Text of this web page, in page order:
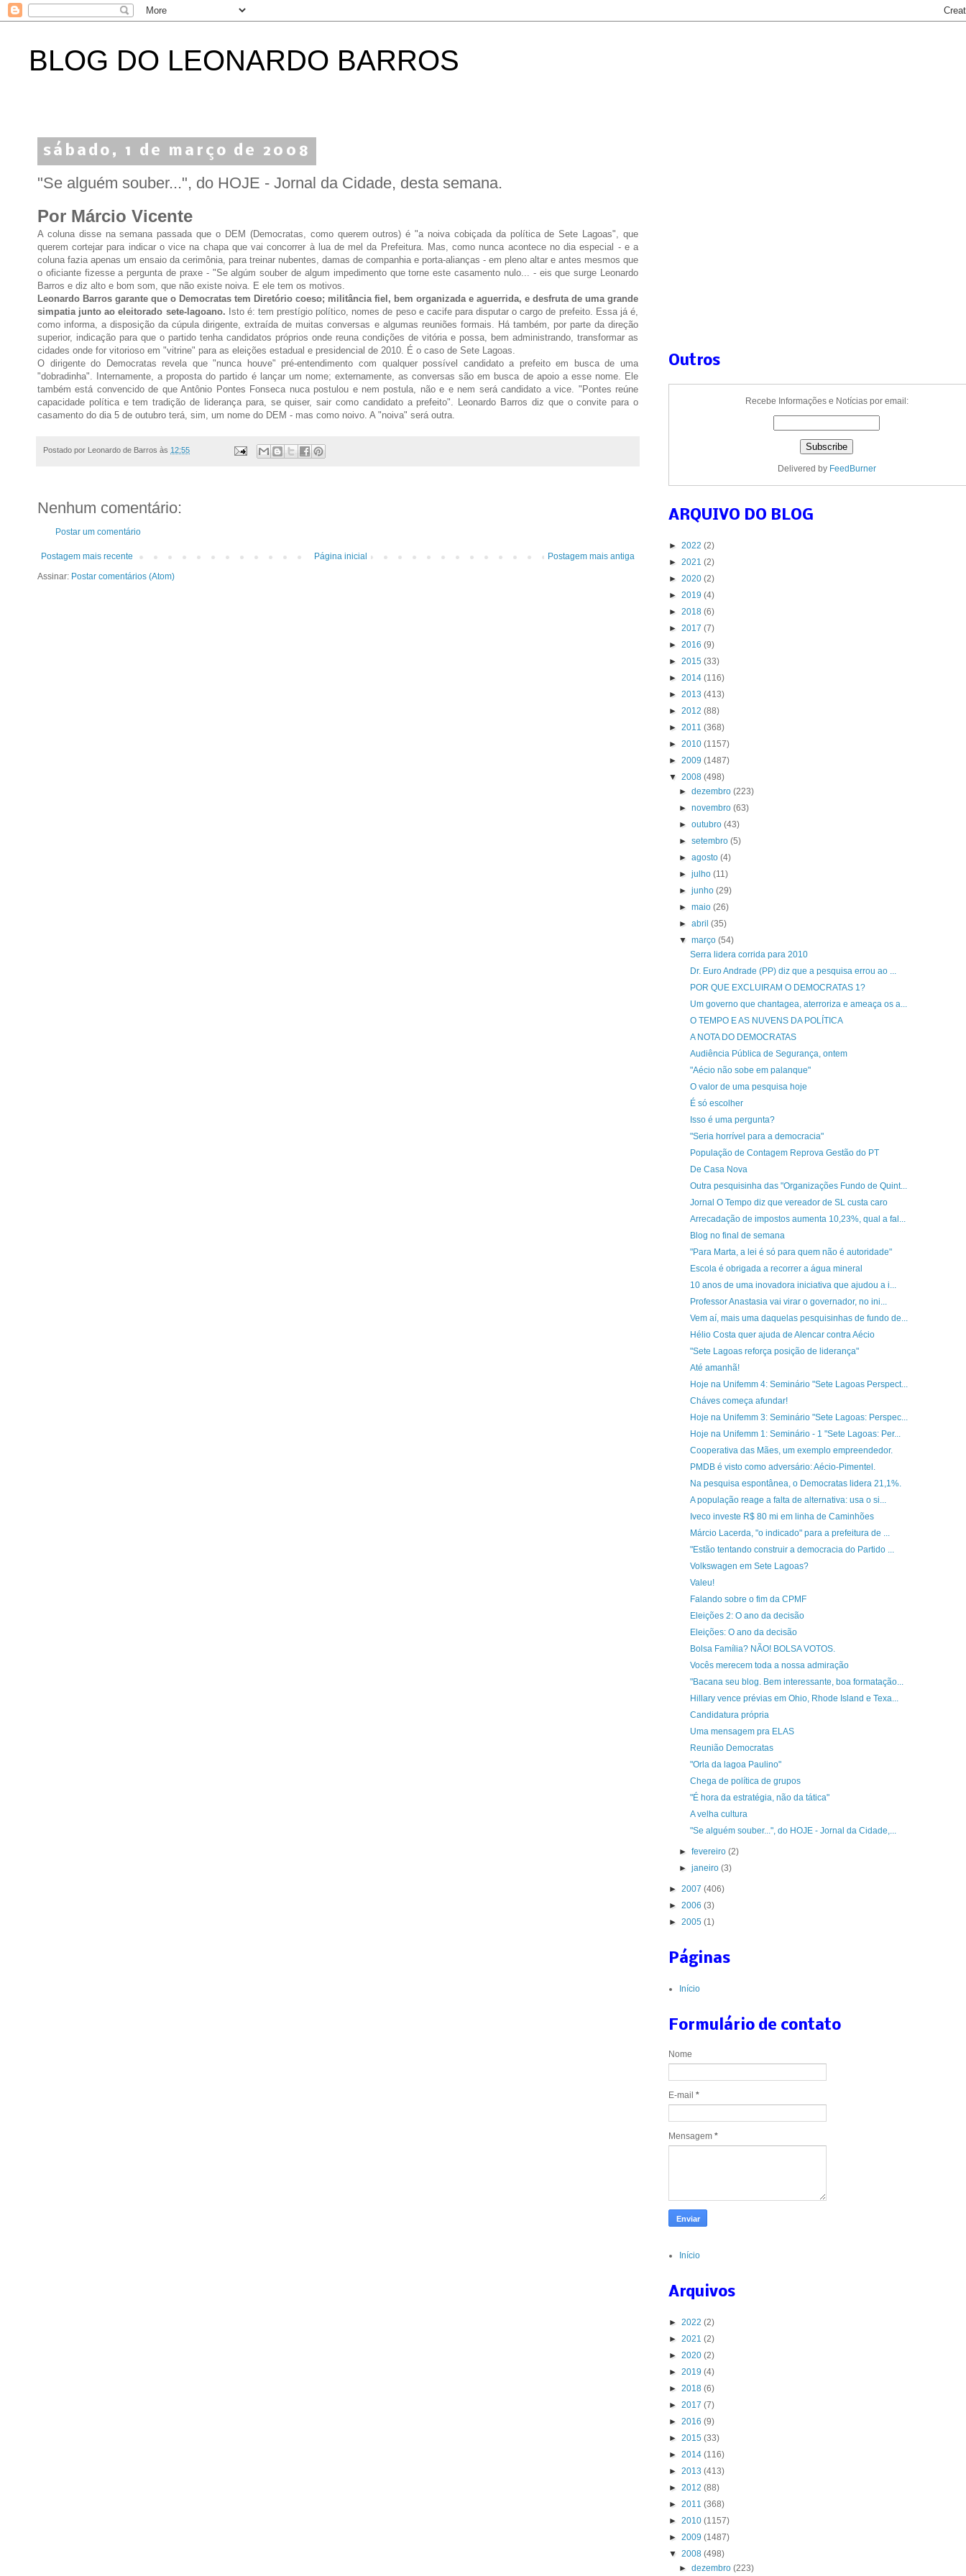
BLOG DO LEONARDO BARROS
sábado, 1 de março de 2008
"Se alguém souber...", do HOJE - Jornal da Cidade, desta semana.
Por Márcio Vicente
A coluna disse na semana passada que o DEM (Democratas, como querem outros) é "a noiva cobiçada da política de Sete Lagoas", que
querem cortejar para indicar o vice na chapa que vai concorrer à lua de mel da Prefeitura. Mas, como nunca acontece no dia especial - e a
coluna fazia apenas um ensaio da cerimônia, para treinar nubentes, damas de companhia e porta-alianças - em pleno altar e antes mesmos que
o oficiante fizesse a pergunta de praxe - "Se algúm souber de algum impedimento que torne este casamento nulo... - eis que surge Leonardo
Barros e diz alto e bom som, que não existe noiva. E ele tem os motivos.
Leonardo Barros garante que o Democratas tem Diretório coeso; militância fiel, bem organizada e aguerrida, e desfruta de uma grande
simpatia junto ao eleitorado sete-lagoano. Isto é: tem prestígio político, nomes de peso e cacife para disputar o cargo de prefeito. Essa já é,
como informa, a disposição da cúpula dirigente, extraída de muitas conversas e algumas reuniões formais. Há também, por parte da direção
superior, indicação para que o partido tenha candidatos próprios onde reuna condições de vitória e possa, bem administrando, transformar as
cidades onde for vitorioso em "vitrine" para as eleições estadual e presidencial de 2010. É o caso de Sete Lagoas.
O dirigente do Democratas revela que "nunca houve" pré-entendimento com qualquer possível candidato a prefeito em busca de uma
"dobradinha". Internamente, a proposta do partido é lançar um nome; externamente, as conversas são em busca de apoio a esse nome. Ele
também está convencido de que Antônio Pontes Fonseca nuca postulou e nem postula, não e e nem será candidato a vice. "Pontes reúne
capacidade política e tem tradição de liderança para, se quiser, sair como candidato a prefeito". Leonardo Barros diz que o convite para o
casamento do dia 5 de outubro terá, sim, um nome do DEM - mas como noivo. A "noiva" será outra.
Postado por Leonardo de Barros às 12:55
Nenhum comentário:
Postar um comentário
Postagem mais recente Postagem mais antiga
Página inicial
Assinar: Postar comentários (Atom)
Outros
Recebe Informações e Notícias por email:
Delivered by FeedBurner
ARQUIVO DO BLOG
► 2022 (2)
► 2021 (2)
► 2020 (2)
► 2019 (4)
► 2018 (6)
► 2017 (7)
► 2016 (9)
► 2015 (33)
► 2014 (116)
► 2013 (413)
► 2012 (88)
► 2011 (368)
► 2010 (1157)
► 2009 (1487)
▼ 2008 (498)
►dezembro(223)
►novembro(63)
►outubro(43)
►setembro(5)
►agosto(4)
►julho(11)
►junho(29)
►maio(26)
►abril(35)
▼março(54)
Serra lidera corrida para 2010
Dr. Euro Andrade (PP) diz que a pesquisa errou ao ...
POR QUE EXCLUIRAM O DEMOCRATAS 1?
Um governo que chantagea, aterroriza e ameaça os a...
O TEMPO E AS NUVENS DA POLÍTICA
A NOTA DO DEMOCRATAS
Audiência Pública de Segurança, ontem
"Aécio não sobe em palanque"
O valor de uma pesquisa hoje
É só escolher
Isso é uma pergunta?
"Seria horrível para a democracia"
População de Contagem Reprova Gestão do PT
De Casa Nova
Outra pesquisinha das "Organizações Fundo de Quint...
Jornal O Tempo diz que vereador de SL custa caro
Arrecadação de impostos aumenta 10,23%, qual a fal...
Blog no final de semana
"Para Marta, a lei é só para quem não é autoridade"
Escola é obrigada a recorrer a água mineral
10 anos de uma inovadora iniciativa que ajudou a i...
Professor Anastasia vai virar o governador, no ini...
Vem aí, mais uma daquelas pesquisinhas de fundo de...
Hélio Costa quer ajuda de Alencar contra Aécio
"Sete Lagoas reforça posição de liderança"
Até amanhã!
Hoje na Unifemm 4: Seminário "Sete Lagoas Perspect...
Cháves começa afundar!
Hoje na Unifemm 3: Seminário "Sete Lagoas: Perspec...
Hoje na Unifemm 1: Seminário - 1 "Sete Lagoas: Per...
Cooperativa das Mães, um exemplo empreendedor.
PMDB é visto como adversário: Aécio-Pimentel.
Na pesquisa espontânea, o Democratas lidera 21,1%.
A população reage a falta de alternativa: usa o si...
Iveco investe R$ 80 mi em linha de Caminhões
Márcio Lacerda, "o indicado" para a prefeitura de ...
"Estão tentando construir a democracia do Partido ...
Volkswagen em Sete Lagoas?
Valeu!
Falando sobre o fim da CPMF
Eleições 2: O ano da decisão
Eleições: O ano da decisão
Bolsa Família? NÃO! BOLSA VOTOS.
Vocês merecem toda a nossa admiração
"Bacana seu blog. Bem interessante, boa formatação...
Hillary vence prévias em Ohio, Rhode Island e Texa...
Candidatura própria
Uma mensagem pra ELAS
Reunião Democratas
"Orla da lagoa Paulino"
Chega de política de grupos
"É hora da estratégia, não da tática"
A velha cultura
"Se alguém souber...", do HOJE - Jornal da Cidade,...
►fevereiro(2)
►janeiro(3)
► 2007 (406)
► 2006 (3)
► 2005 (1)
Páginas
Início
Formulário de contato
Nome
E-mail *
Mensagem *
Início
Arquivos
► 2022 (2)
► 2021 (2)
► 2020 (2)
► 2019 (4)
► 2018 (6)
► 2017 (7)
► 2016 (9)
► 2015 (33)
► 2014 (116)
► 2013 (413)
► 2012 (88)
► 2011 (368)
► 2010 (1157)
► 2009 (1487)
▼ 2008 (498)
►dezembro(223)